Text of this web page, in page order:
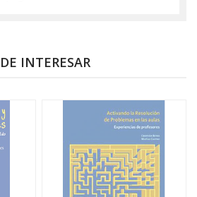
INTERESAR